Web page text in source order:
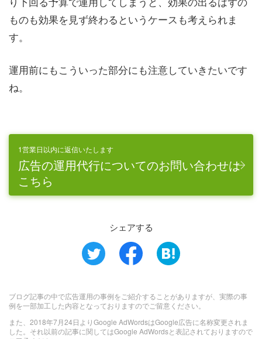
ものも効果を見ず終わるというケースも考えられま
す。
運用前にもこういった部分にも注意していきたいです
ね。
1営業日以内に返信いたします
広告の運用代行についてのお問い合わせは
こちら
シェアする
ブログ記事の中で広告運用の事例をご紹介することがありますが、実際の事
例を一部加工した内容となっておりますのでご留意ください。
また、2018年7月24日よりGoogle AdWordsはGoogle広告に名称変更されま
した。それ以前の記事に関してはGoogle AdWordsと表記されておりますので